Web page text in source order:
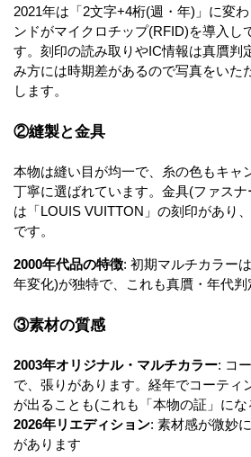
2021年は「2文字+4桁(週・年)」に変
ンドがマイクロチップ(RFID)を導入し
す。刻印の読み取りやIC情報は真贋判
み方には時期差があるので写真をいた
します。
②縫製と金具
本物は縫い目が均一で、糸の色もキャ
丁寧に選ばれています。金具(ファス
は「LOUIS VUITTON」の刻印があり
です。
2000年代品の特徴: 初期マルチカラー
年変化)が独特で、これも真贋・年代判
③素材の質感
2003年オリジナル・マルチカラー: コ
で、張りがあります。経年でコーティ
が出ることも(これも「本物の証」に
2026年リエディション: 素材感が微妙
があります